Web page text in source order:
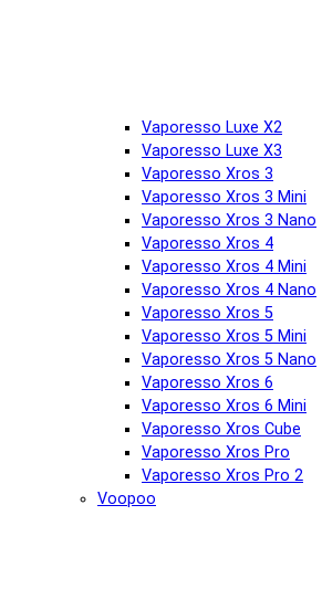
Vaporesso Luxe X2
Vaporesso Luxe X3
Vaporesso Xros 3
Vaporesso Xros 3 Mini
Vaporesso Xros 3 Nano
Vaporesso Xros 4
Vaporesso Xros 4 Mini
Vaporesso Xros 4 Nano
Vaporesso Xros 5
Vaporesso Xros 5 Mini
Vaporesso Xros 5 Nano
Vaporesso Xros 6
Vaporesso Xros 6 Mini
Vaporesso Xros Cube
Vaporesso Xros Pro
Vaporesso Xros Pro 2
Voopoo